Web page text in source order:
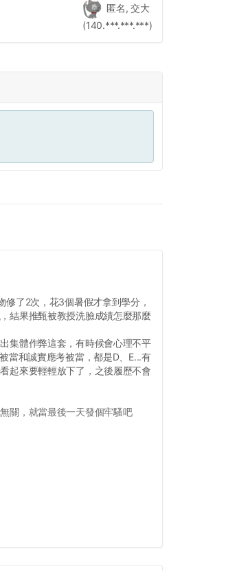
匿名, 交大
(140.***.***.***)
了2次，花3個暑假才拿到學分，
結果推甄被教授洗臉成績怎麼那麼
集體作弊這套，有時候會心理不平
當和誠實應考被當，都是D、E...有
起來要輕輕放下了，之後履歷不會
關，就當最後一天發個牢騷吧